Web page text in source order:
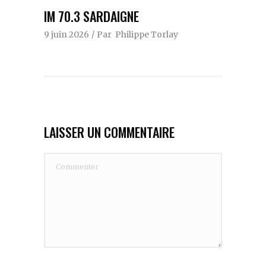
IM 70.3 SARDAIGNE
9 juin 2026 Par Philippe Torlay
LAISSER UN COMMENTAIRE